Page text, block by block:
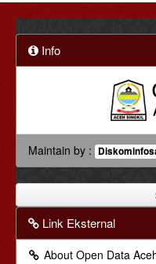
Info
Maintain by :
Link Eksternal
About Open Data